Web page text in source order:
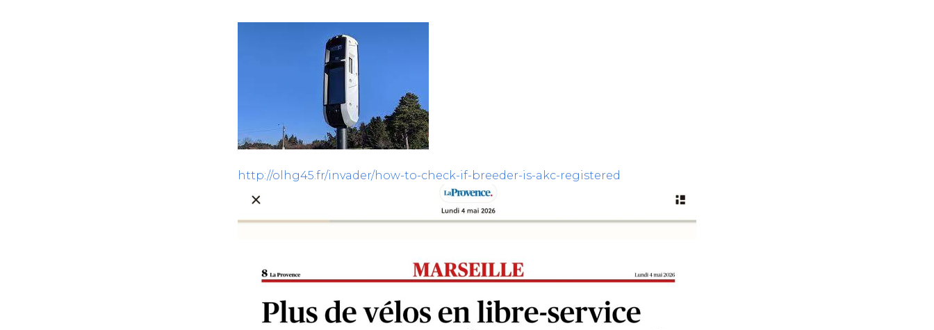
http://olhg45.fr/invader/how-to-check-if-breeder-is-akc-registered